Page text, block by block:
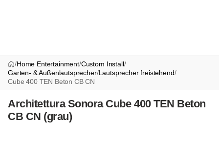
/Home Entertainment/Custom Install/
Garten- & Außenlautsprecher/Lautsprecher freistehend/
Cube 400 TEN Beton CB CN
Architettura Sonora Cube 400 TEN Beton
CB CN (grau)